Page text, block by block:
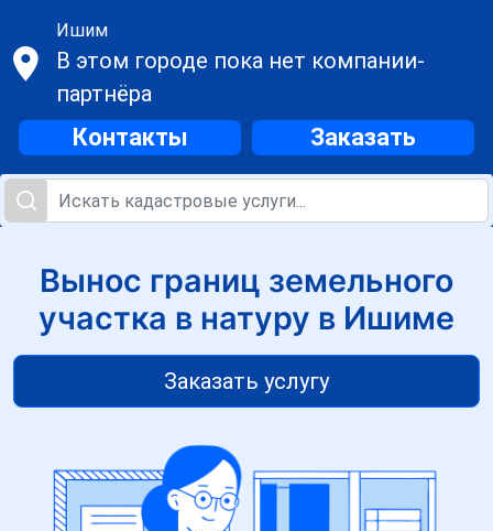
Ишим
В этом городе пока нет компании-
партнёра
Контакты Заказать
Вынос границ земельного
участка в натуру в Ишиме
Заказать услугу